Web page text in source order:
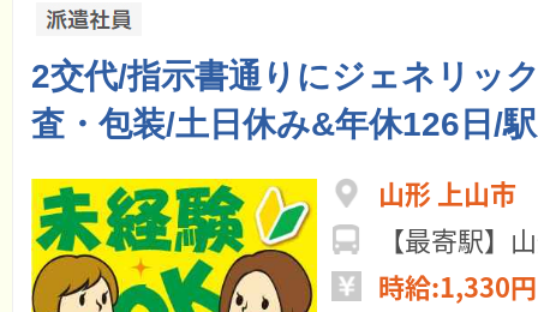
2交代/指示書通りにジェネリッ
査・包装/土日休み&年休126日/
山形 上山市
【最寄駅】
時給:1,330